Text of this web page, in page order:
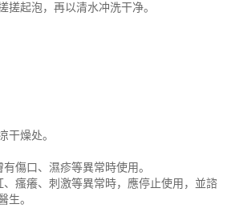
搓起泡，再以清水冲洗干净。
干燥处。
傷口、濕疹等異常時使用。
、瘙癢、刺激等異常時，應停止使用，並諮
生。